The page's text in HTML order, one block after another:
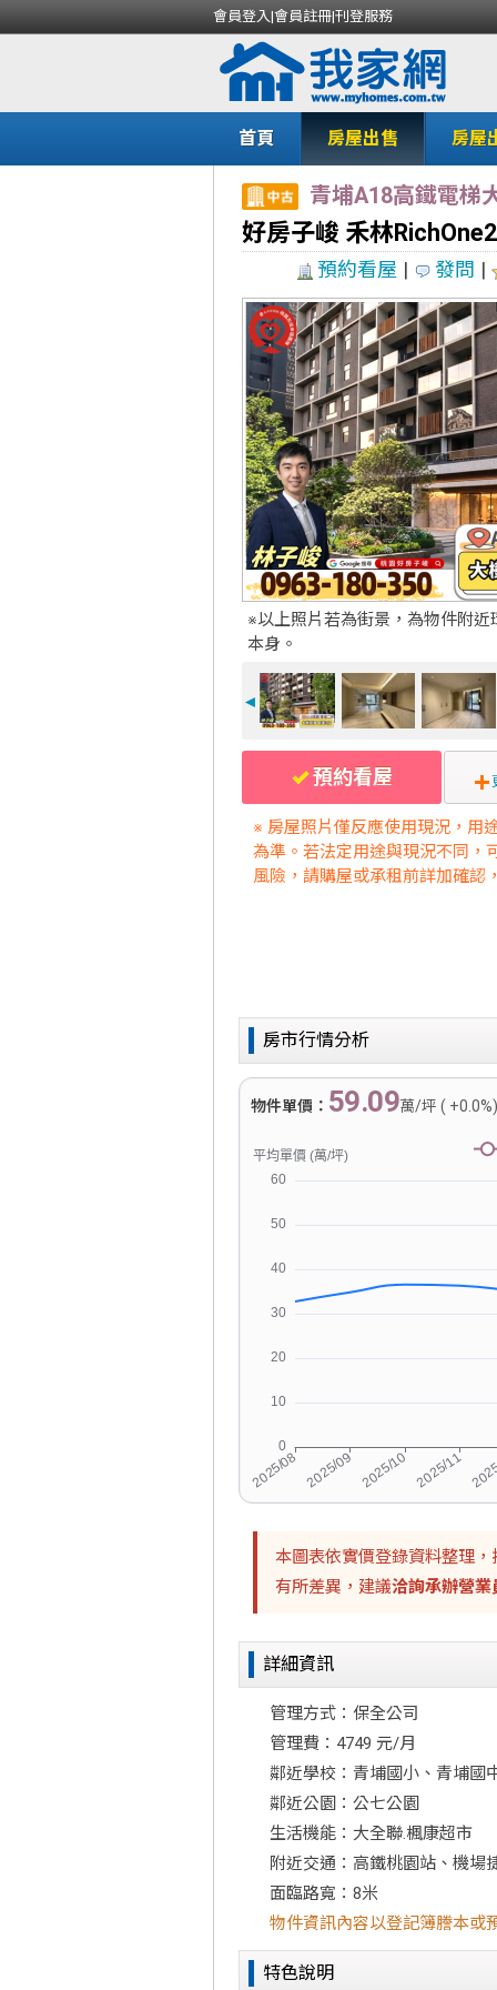
會員登入|會員註冊|刊登服務
首頁 房屋出售 房屋
青埔A18高鐵電梯
好房子峻 禾林
預約看屋 | 發問 |
※以上照片若為街景，為物件附近
本身。
◄
預約看屋
※ 房屋照片僅反應使用現況，用
為準。若法定用途與現況不同，
風險，請購屋或承租前詳加確認
房市行情分析
物件單價： 59.09萬/坪 (
本圖表依實價登錄資料整理
有所差異，建議洽詢承辦營業
詳細資訊
管理方式：保全公司
管理費：4749 元/月
鄰近學校：青埔國小、青埔國
鄰近公園：公七公園
生活機能：大全聯.楓康超市
附近交通：高鐵桃園站、機場
面臨路寬：8米
物件資訊內容以登記簿謄本或
特色說明